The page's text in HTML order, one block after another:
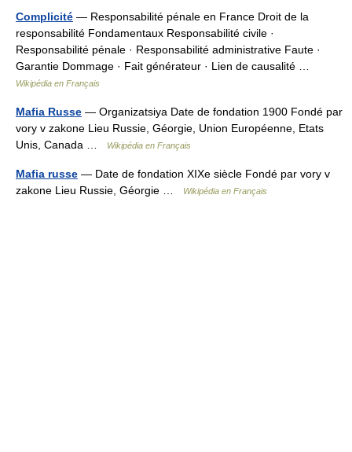
Complicité — Responsabilité pénale en France Droit de la
responsabilité Fondamentaux Responsabilité civile ·
Responsabilité pénale · Responsabilité administrative Faute ·
Garantie Dommage · Fait générateur · Lien de causalité …
Wikipédia en Français
Mafia Russe — Organizatsiya Date de fondation 1900 Fondé par
vory v zakone Lieu Russie, Géorgie, Union Européenne, Etats
Unis, Canada …
Wikipédia en Français
Mafia russe — Date de fondation XIXe siècle Fondé par vory v
zakone Lieu Russie, Géorgie …
Wikipédia en Français